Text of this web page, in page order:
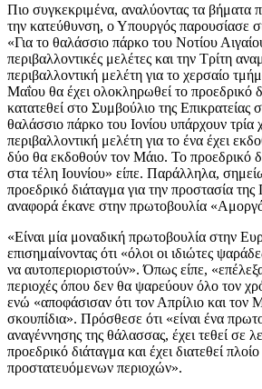
Πιο συγκεκριμένα, αναλύοντας τα βήματα
την κατεύθυνση, ο Υπουργός παρουσίασε
«Για το θαλάσσιο πάρκο του Νοτίου
περιβαλλοντικές μελέτες και την Τρίτη
περιβαλλοντική μελέτη για το χερσαίο
Μαΐου θα έχει ολοκληρωθεί το προεδρικό
κατατεθεί στο Συμβούλιο της Επικρατείας
θαλάσσιο πάρκο του Ιονίου υπάρχουν
περιβαλλοντική μελέτη για το ένα έχει
δύο θα εκδοθούν τον Μάιο. Το προεδρικό
στα τέλη Ιουνίου» είπε. Παράλληλα,
προεδρικό διάταγμα για την προστασία της
αναφορά έκανε στην πρωτοβουλία
«Είναι μία μοναδική πρωτοβουλία στην
επισημαίνοντας ότι «όλοι οι ιδιώτες
να αυτοπεριοριστούν». Όπως είπε,
περιοχές όπου δεν θα ψαρεύουν όλο τον
ενώ «αποφάσισαν ότι τον Απρίλιο και τον
σκουπίδια». Πρόσθεσε ότι «είναι ένα
αναγέννησης της θάλασσας, έχει τεθεί σε
προεδρικό διάταγμα και έχει διατεθεί
προστατευόμενων περιοχών».